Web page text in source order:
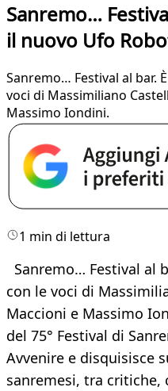
Sanremo…
il nuovo Ufo
Sanremo… Festival al bar.
voci di Massimiliano
Massimo Iondini.
1 min di lettura
Sanremo… Festival al
con le voci di
Maccioni e Massimo
del 75° Festival di
Avvenire e disquisisce
sanremesi, tra